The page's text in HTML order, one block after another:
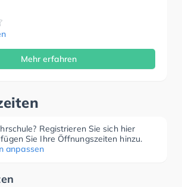
Mehr erfahren
Registrieren Sie sich hier
Sie Ihre Öffnungszeiten hinzu.
anpassen